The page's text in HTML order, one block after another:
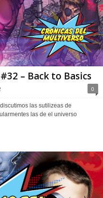
– Back to Basics
0
las sutilizeas de
las de el universo